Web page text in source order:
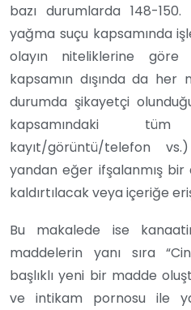
bazı durumlarda 148-
yağma suçu kapsamında
olayın niteliklerine
kapsamın dışında da
durumda şikayetçi
kapsamındaki
kayıt/görüntü/telefon
yandan eğer ifşalanmış
kaldırtılacak veya içeriğe
Bu makalede ise
maddelerin yanı sıra
başlıklı yeni bir madde
ve intikam pornosu ile